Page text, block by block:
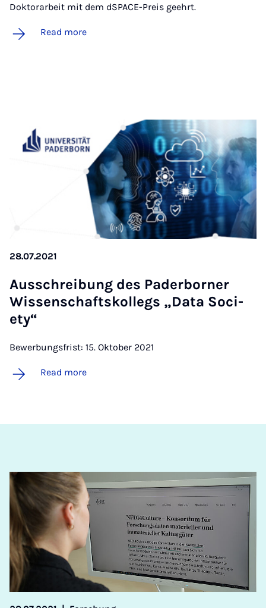
Doktorarbeit mit dem dSPACE-Preis geehrt.
Read more
28.07.2021
Aus­s­chreibung des Pader­borner
Wis­senschaft­skollegs „Data So­ci­
ety“
Bewerbungsfrist: 15. Oktober 2021
Read more